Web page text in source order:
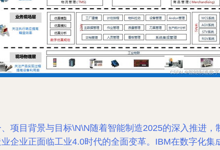
项目背景与目标\N\N随着智能制造2025的深入推进，
企业正面临工业4.0时代的全面变革。IBM在数字化集